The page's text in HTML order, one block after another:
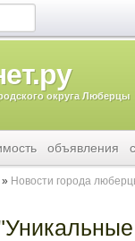
округа Люберцы
объявления
Новости города